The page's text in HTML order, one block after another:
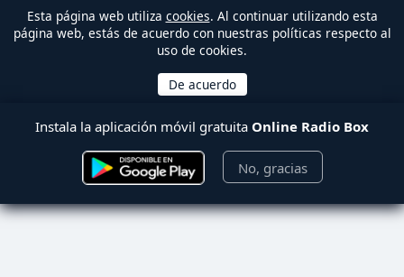
Esta página web utiliza cookies. Al continuar utilizando esta
página web, estás de acuerdo con nuestras políticas respecto al
uso de cookies.
Instala la aplicación móvil gratuita Online Radio Box
No, gracias